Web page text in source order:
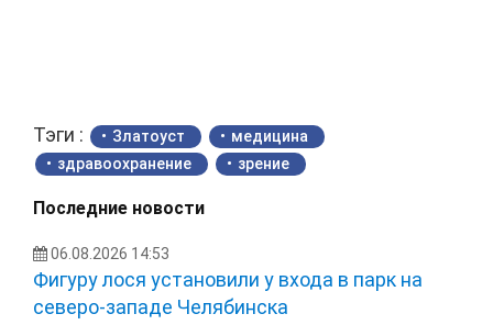
Тэги : Златоуст
медицина
здравоохранение
зрение
Последние новости
06.08.2026 14:53
Фигуру лося установили у входа в парк на
северо-западе Челябинска